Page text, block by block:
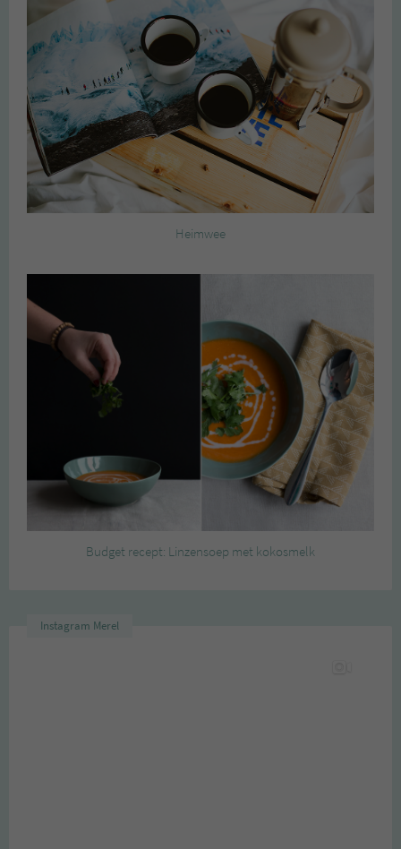
Heimwee
Budget recept: Linzensoep met kokosmelk
Instagram Merel